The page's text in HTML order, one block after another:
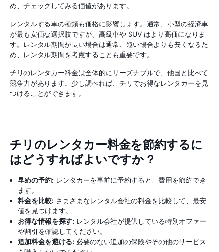
め、チェックしてみる価値があります。
レンタルする車の種類も価格に影響します。通常、小型の経済車
が最も安価な選択肢ですが、高級車や SUV はより高価になりま
す。レンタル期間が長い場合は通常、短い場合よりも安くなるた
め、レンタル期間を考慮することも重要です。
チリのレンタカー料金は全体的にリーズナブルで、他国と比べて
競争力があります。少し調べれば、チリでお得なレンタカーを見
つけることができます。
チリのレンタカー料金を節約するに
はどうすればよいですか？
早めの予約: レンタカーを事前に予約すると、費用を節約でき
ます。
料金を比較: さまざまなレンタル会社の料金を比較して、最安
値を見つけます。
お得な情報を探す: レンタル会社が提供している特別オファー
や割引を確認してください。
追加料金を避ける: 必要のない追加の保険やその他のサービス